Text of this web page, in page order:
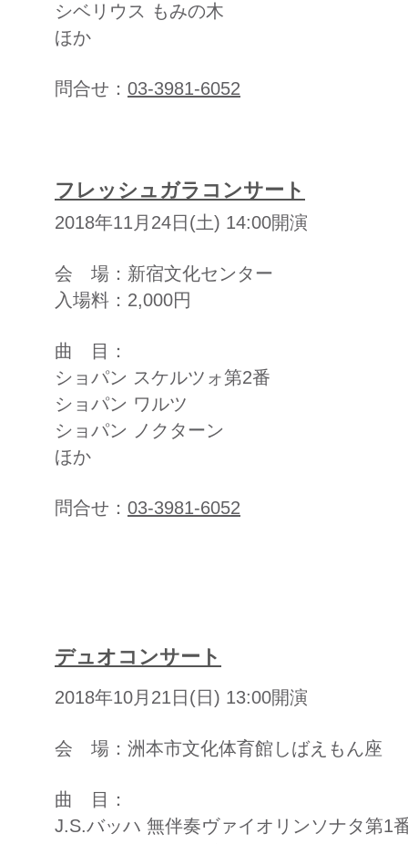
シベリウス もみの木
​ほか
​問合せ： 03-3981-6052
​フレッシュガラコンサート
2018年11月24日(土) 14:00開演
会 場：新宿文化センター
入場料：2,000円
曲 目：
ショパン スケルツォ第2番
ショパン ワルツ
ショパン ノクターン
ほか
​問合せ： 03-3981-6052
デュオコンサート
2018年10月21日(日) 13:00開演
会 場：洲本市文化体育館しばえもん座
曲 目：
J.S.バッハ 無伴奏ヴァイオリンソナタ第1